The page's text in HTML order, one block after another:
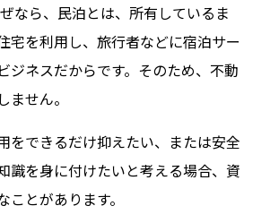
なら、民泊とは、所有しているま
宅を利用し、旅行者などに宿泊サー
ジネスだからです。そのため、不動
ません。
をできるだけ抑えたい、または安全
識を身に付けたいと考える場合、資
とがあります。